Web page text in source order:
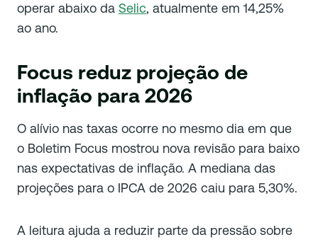
operar abaixo da Selic, atualmente em 14,25%
ao ano.
Focus reduz projeção de
inflação para 2026
O alívio nas taxas ocorre no mesmo dia em que
o Boletim Focus mostrou nova revisão para baixo
nas expectativas de inflação. A mediana das
projeções para o IPCA de 2026 caiu para 5,30%.
A leitura ajuda a reduzir parte da pressão sobre